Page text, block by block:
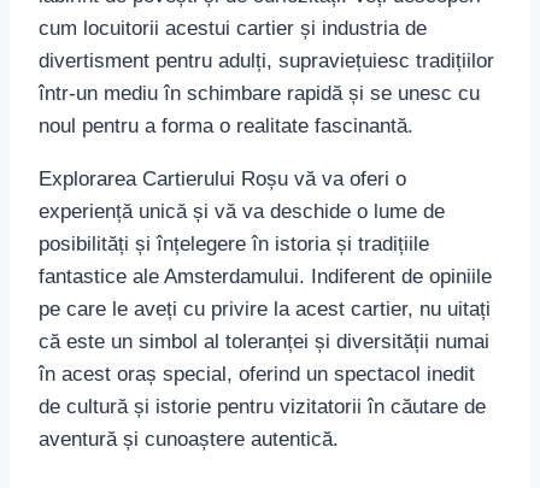
Explorarea Cartierului Roșu vă va oferi o
experiență unică și vă va deschide o lume de
posibilități și înțelegere în istoria și tradițiile
fantastice ale Amsterdamului. Indiferent de opiniile
pe care le aveți cu privire la acest cartier, nu uitați
că este un simbol al toleranței și diversității numai
în acest oraș special, oferind un spectacol inedit
de cultură și istorie pentru vizitatorii în căutare de
aventură și cunoaștere autentică.
Cultura Și Istoria Vibrantă A
Orașului Amsterdam